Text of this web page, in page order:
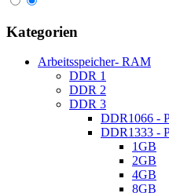
Kategorien
Arbeitsspeicher- RAM
DDR 1
DDR 2
DDR 3
DDR1066 -
DDR1333 -
1GB
2GB
4GB
8GB